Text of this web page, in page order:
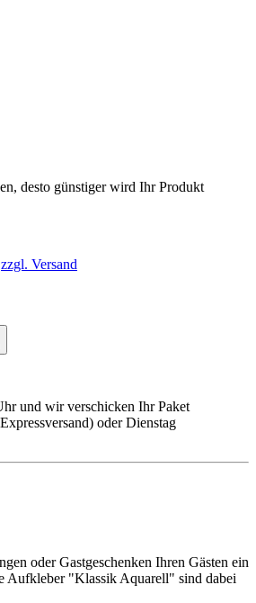
desto günstiger wird Ihr Produkt
zzgl. Versand
und wir verschicken Ihr Paket
oder Dienstag
oder Gastgeschenken Ihren Gästen ein
Aufkleber "Klassik Aquarell" sind dabei